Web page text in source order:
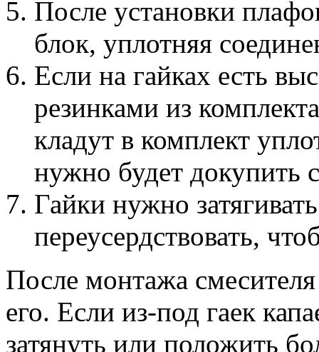
После установки
блок, уплотняя
Если на гайках есть
резинками из
кладут в комплект
нужно будет докупить
Гайки нужно
переусердствовать,
После монтажа
его. Если из-под гаек
затянуть или положить